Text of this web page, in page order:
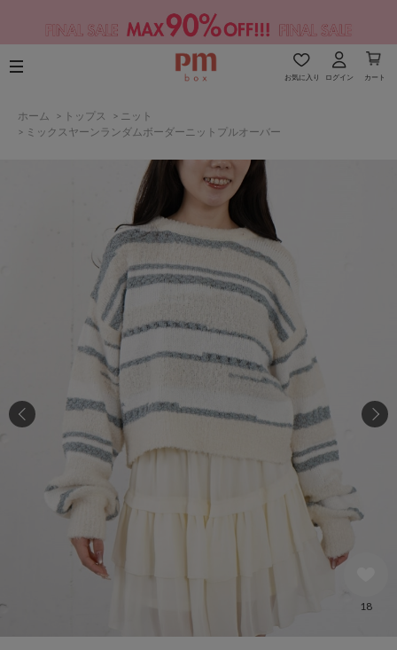
お気に入り ログイン カート
ホーム > トップス > ニット
> ミックスヤーンランダムボーダーニットプルオーバー
18